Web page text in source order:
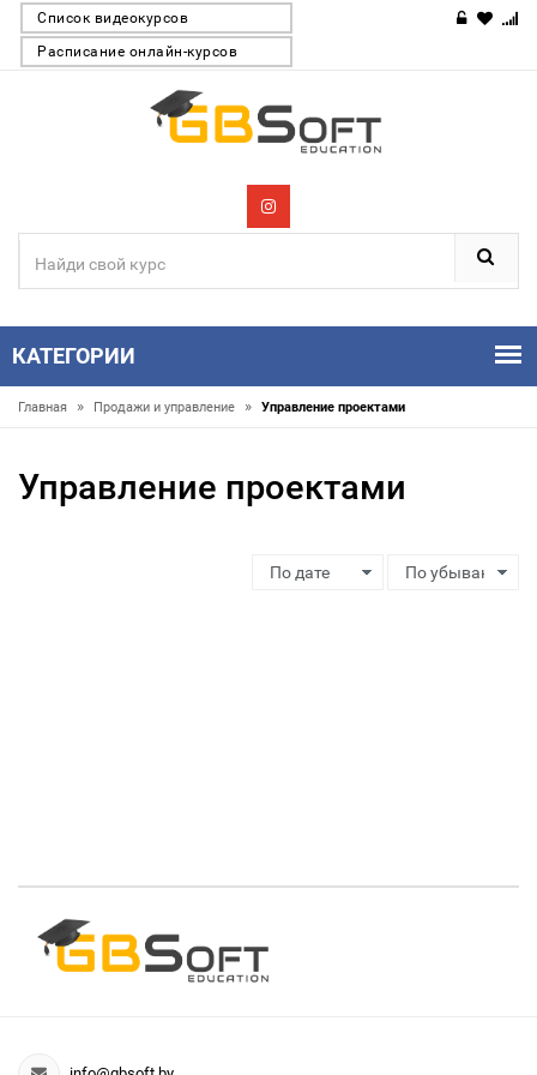
Список видеокурсов
Расписание онлайн-курсов
КАТЕГОРИИ
Главная » Продажи и управление » Управление проектами
Управление проектами